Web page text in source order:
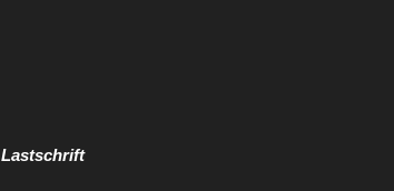
Lastschrift